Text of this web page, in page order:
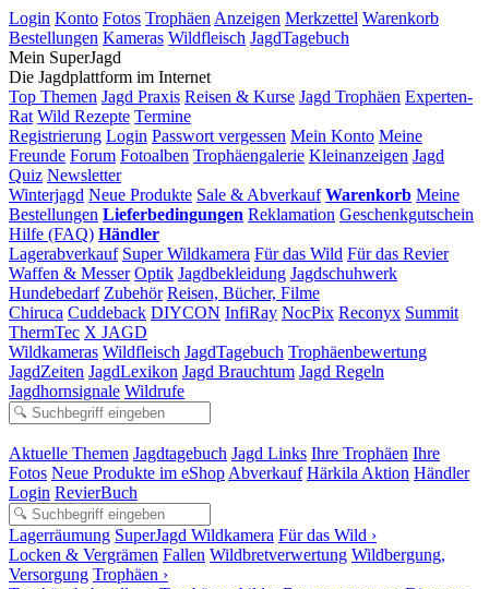
Login Konto Fotos Trophäen Anzeigen Merkzettel Warenkorb
Bestellungen Kameras Wildfleisch JagdTagebuch
Mein SuperJagd
Die Jagdplattform im Internet
Top Themen Jagd Praxis Reisen & Kurse Jagd Trophäen Experten-
Rat Wild Rezepte Termine
Registrierung Login Passwort vergessen Mein Konto Meine
Freunde Forum Fotoalben Trophäengalerie Kleinanzeigen Jagd
Quiz Newsletter
Winterjagd Neue Produkte Sale & Abverkauf Warenkorb Meine
Bestellungen Lieferbedingungen Reklamation Geschenkgutschein
Hilfe (FAQ) Händler
Lagerabverkauf Super Wildkamera Für das Wild Für das Revier
Waffen & Messer Optik Jagdbekleidung Jagdschuhwerk
Hundebedarf Zubehör Reisen, Bücher, Filme
Chiruca Cuddeback DIYCON InfiRay NocPix Reconyx Summit
ThermTec X JAGD
Wildkameras Wildfleisch JagdTagebuch Trophäenbewertung
JagdZeiten JagdLexikon Jagd Brauchtum Jagd Regeln
Jagdhornsignale Wildrufe
Aktuelle Themen Jagdtagebuch Jagd Links Ihre Trophäen Ihre
Fotos Neue Produkte im eShop Abverkauf Härkila Aktion Händler
Login RevierBuch
Lagerräumung SuperJagd Wildkamera Für das Wild ›
Locken & Vergrämen Fallen Wildbretverwertung Wildbergung,
Versorgung Trophäen ›